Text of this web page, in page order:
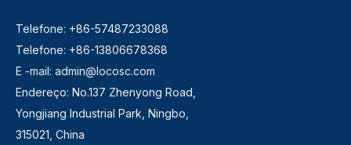
Telefone: +86-57487233088
Telefone: +86-13806678368
E -mail: admin@locosc.com
Endereço: No.137 Zhenyong Road,
Yongjiang Industrial Park, Ningbo,
315021, China